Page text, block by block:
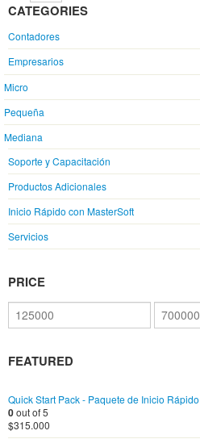
CATEGORIES
Contadores
Empresarios
Micro
Pequeña
Mediana
Soporte y Capacitación
Productos Adicionales
Inicio Rápido con MasterSoft
Servicios
PRICE
Precio
mínimo
Precio
máximo
FEATURED
Quick Start Pack - Paquete de Inicio Rápido
0out of 5
$315.000